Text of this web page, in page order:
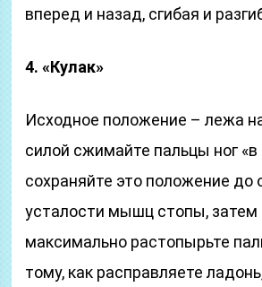
вперед и назад, сгибая и
4. «Кулак»
Исходное положение – лежа
силой сжимайте пальцы ног «в
сохраняйте это положение
усталости мышц стопы, затем
максимально растопырьте
тому, как расправляете